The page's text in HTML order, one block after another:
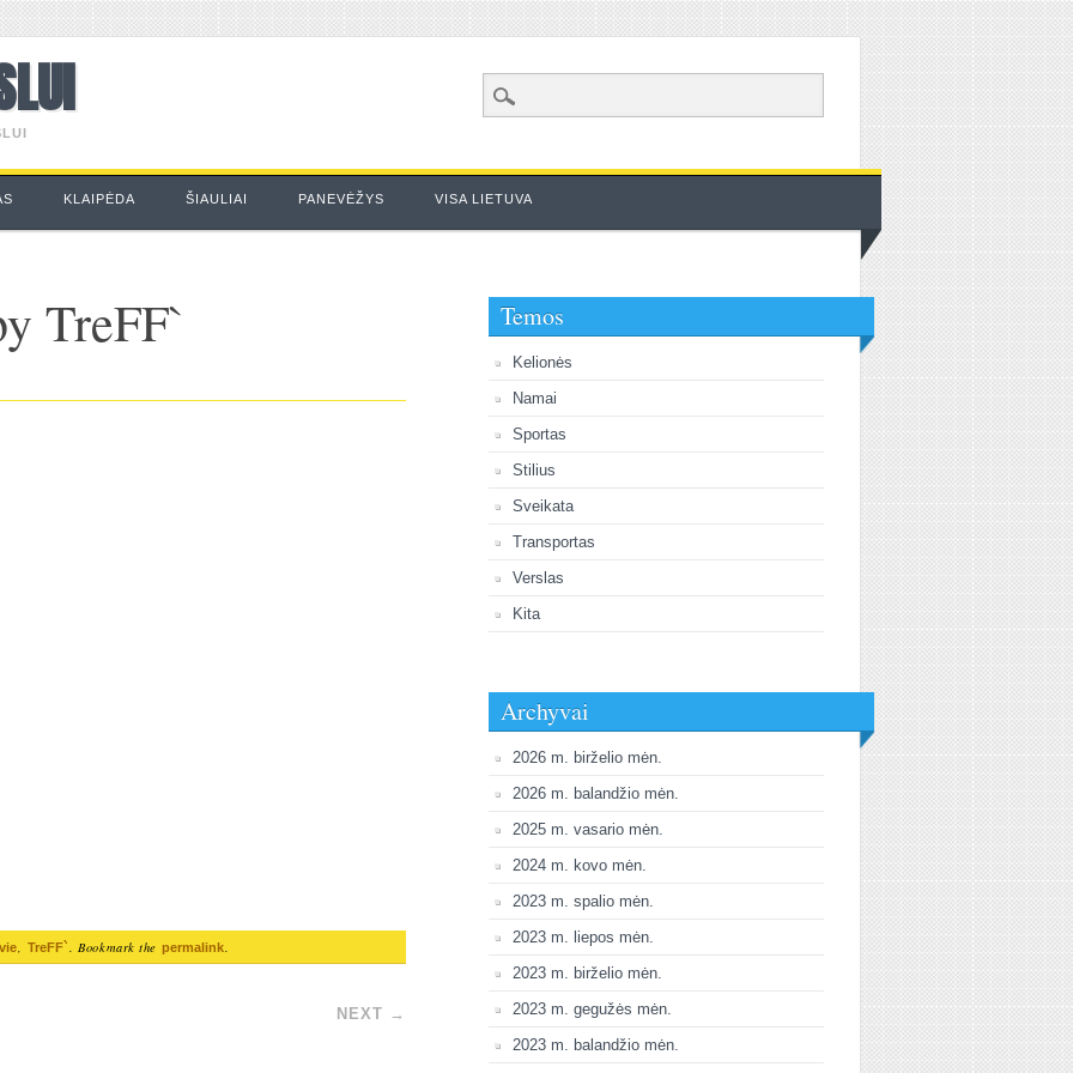
KLAIPĖDA ŠIAULIAI PANEVĖŽYS VISA LIETUVA
TreFF`
, TreFF`. Bookmark the permalink.
NEXT →
Temos
Kelionės
Namai
Sportas
Stilius
Sveikata
Transportas
Verslas
Kita
Archyvai
2026 m. birželio mėn.
2026 m. balandžio mėn.
2025 m. vasario mėn.
2024 m. kovo mėn.
2023 m. spalio mėn.
2023 m. liepos mėn.
2023 m. birželio mėn.
2023 m. gegužės mėn.
2023 m. balandžio mėn.